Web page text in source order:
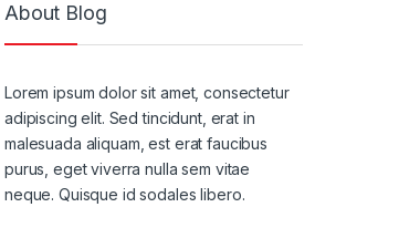
About Blog
Lorem ipsum dolor sit amet, consectetur
adipiscing elit. Sed tincidunt, erat in
malesuada aliquam, est erat faucibus
purus, eget viverra nulla sem vitae
neque. Quisque id sodales libero.